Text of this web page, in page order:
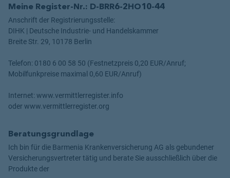
Meine Register-Nr.: D-BRR6-2HO10-44
Anschrift der Registrierungsstelle:
DIHK | Deutsche Industrie- und Handelskammer
Breite Str. 29, 10178 Berlin
Telefon: 0180 6 00 58 50 (Festnetzpreis 0,20 EUR/Anruf;
Mobilfunkpreise maximal 0,60 EUR/Anruf)
Internet: www.vermittlerregister.info
oder www.vermittlerregister.org
Beratungsgrundlage
Ich bin für die Barmenia Krankenversicherung AG als gebundener
Versicherungsvertreter tätig und berate Sie ausschließlich über die
Produkte der